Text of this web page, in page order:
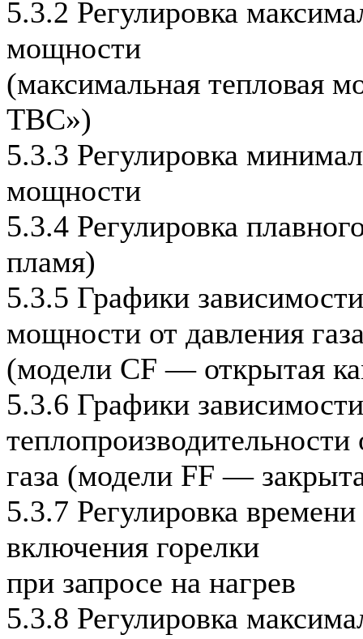
5.3.2 Регулировка
мощности
(максимальная тепловая
ТВС»)
5.3.3 Регулировка
мощности
5.3.4 Регулировка
пламя)
5.3.5 Графики
мощности от давления
(модели CF — открытая
5.3.6 Графики зависимости
теплопроизводительности
газа (модели FF —
5.3.7 Регулировка
включения горелки
при запросе на нагрев
5.3.8 Регулировка